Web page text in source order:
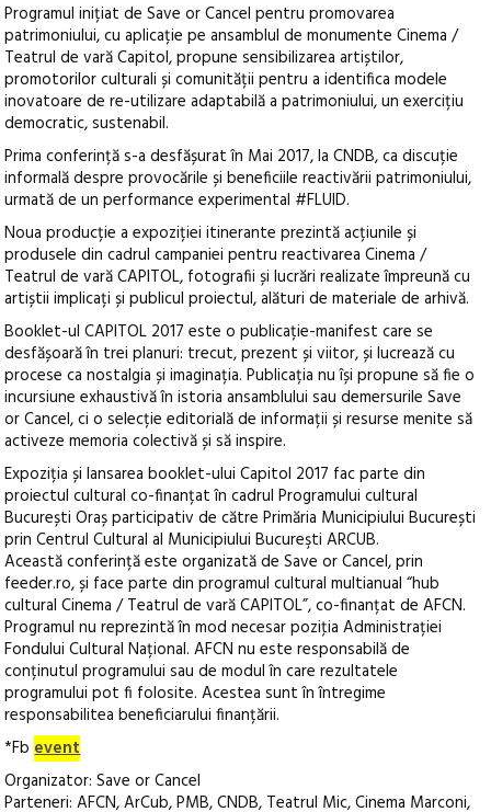
Programul inițiat de Save or Cancel pentru promovarea
patrimoniului, cu aplicație pe ansamblul de monumente Cinema /
Teatrul de vară Capitol, propune sensibilizarea artiștilor,
promotorilor culturali și comunității pentru a identifica modele
inovatoare de re-utilizare adaptabilă a patrimoniului, un exercițiu
democratic, sustenabil.
Prima conferință s-a desfășurat în Mai 2017, la CNDB, ca discuție
informală despre provocările și beneficiile reactivării patrimoniului,
urmată de un performance experimental #FLUID.
Noua producție a expoziției itinerante prezintă acțiunile și
produsele din cadrul campaniei pentru reactivarea Cinema /
Teatrul de vară CAPITOL, fotografii și lucrări realizate împreună cu
artiștii implicați și publicul proiectul, alături de materiale de arhivă.
Booklet-ul CAPITOL 2017 este o publicație-manifest care se
desfășoară în trei planuri: trecut, prezent și viitor, și lucrează cu
procese ca nostalgia și imaginația. Publicația nu își propune să fie o
incursiune exhaustivă în istoria ansamblului sau demersurile Save
or Cancel, ci o selecție editorială de informații și resurse menite să
activeze memoria colectivă și să inspire.
Expoziția și lansarea booklet-ului Capitol 2017 fac parte din
proiectul cultural co-finanțat în cadrul Programului cultural
București Oraș participativ de către Primăria Municipiului București
prin Centrul Cultural al Municipiului Bucureşti ARCUB.
Această conferință este organizată de Save or Cancel, prin
feeder.ro, și face parte din programul cultural multianual “hub
cultural Cinema / Teatrul de vară CAPITOL”, co-finanțat de AFCN.
Programul nu reprezintă în mod necesar poziţia Administrației
Fondului Cultural Național. AFCN nu este responsabilă de
conținutul programului sau de modul în care rezultatele
programului pot fi folosite. Acestea sunt în întregime
responsabilitea beneficiarului finanțării.
*Fbevent
Organizator: Save or Cancel
Parteneri: AFCN, ArCub, PMB, CNDB, Teatrul Mic, Cinema Marconi,